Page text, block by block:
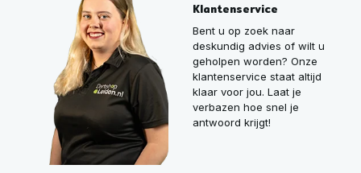
Klantenservice
Bent u op zoek naar
deskundig advies of wilt u
geholpen worden? Onze
klantenservice staat altijd
klaar voor jou. Laat je
verbazen hoe snel je
antwoord krijgt!